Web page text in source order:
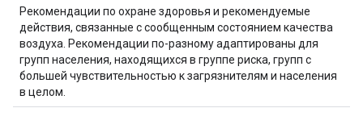
Рекомендации по охране здоровья и рекомендуемые
действия, связанные с сообщенным состоянием качества
воздуха. Рекомендации по-разному адаптированы для
групп населения, находящихся в группе риска, групп с
большей чувствительностью к загрязнителям и населения
в целом.